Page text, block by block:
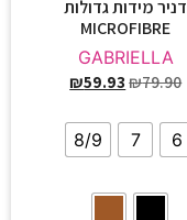
דניר מידות גדולות
MICROFIBRE
GABRIELLA
₪79.90
₪59.93
6
7
8/9